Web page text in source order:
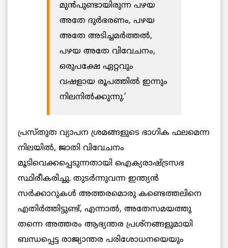
മുന്‍പുണ്ടായിരുന്ന പഴയ
അതേ ദുര്‍ഭരണം, പഴയ
അതേ അടിച്ചമര്‍ത്തല്‍,
പഴയ അതേ വിവേചനം,
ഒരുപക്ഷേ ഏറ്റവും
വഷളായ രൂപത്തില്‍ ഇന്നും
നിലനില്‍ക്കുന്നു.’
പ്രസ്തുത വ്യാപന ശ്രമങ്ങളുടെ ഭാഗിക ഫലമെന്ന
നിലയില്‍, ജാതി വിവേചനം
മൂടിവെക്കപ്പെടുന്നതായി ഐക്യരാഷ്ട്രസഭ
സ്ഥിരീകരിച്ചു. തുടര്‍ന്നുവന്ന ഇന്ത്യന്‍
സര്‍ക്കാറുകള്‍ അത്തരമൊരു കണ്ടെത്തലിനെ
എതിര്‍ത്തിട്ടുണ്ട്, എന്നാല്‍, അതേസമയത്തു
തന്നെ അത്തരം ആഭ്യന്തര പ്രശ്‌നങ്ങളുമായി
ബന്ധപ്പെട്ട രാജ്യാന്തര പരിശോധനയെയും